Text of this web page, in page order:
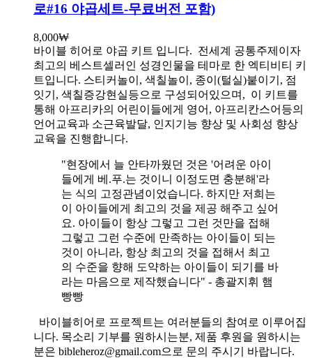
로#16 야곱세트-무료버전 포함)
8,000₩
바이블 히어로 야곱 키트 입니다. 전세계 공통주제이자
최고의 베스트셀러인 성경인물을 테마로 한 엑티비티 키
트입니다. 스티커놀이, 색칠놀이, 종이(털실)붙이기, 점
잇기, 색칠증강현실등으로 구성되어있으며, 이 키트를
통해 아프리카의 어린이들에게 영어, 아프리칸스어등의
언어교육과 소근육발달, 인지기능 향상 및 사회성 향상
교육을 진행합니다.
"현장에서 늘 안타까웠던 것은 '어려운 아이
들에게 베.푸.는 것이니 이정도면 충분해'라
는 식의 고정관념이었습니다. 하지만 저희는
이 아이들에게 최고의 것을 제공 해주고 싶어
요. 아이들이 항상 그렇고 그런 것만을 접해
그렇고 그런 수준에 만족하는 아이들이 되는
것이 아니라, 항상 최고의 것을 접해서 최고
의 수준을 향해 도약하는 아이들이 되기를 바
라는 마음으로 제작했습니다" - 총괄지휘 햄
빵빵
바이블히어로 프로젝트는 여러분들의 참여로 이루어집
니다. 목소리 기부를 원하시는분, 제품 후원을 원하시는
분은 bibleheroz@gmail.com으로 문의 주시기 바랍니다.